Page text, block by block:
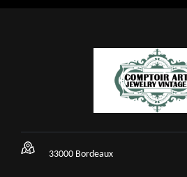
33000 Bordeaux